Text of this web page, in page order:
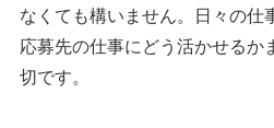
なくても構いません。日々の仕
応募先の仕事にどう活かせるか
切です。